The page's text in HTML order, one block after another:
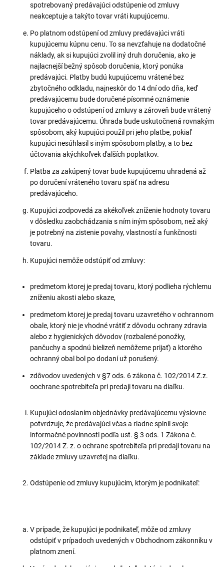
spotrebovaný predávajúci odstúpenie od zmluvy
neakceptuje a takýto tovar vráti kupujúcemu.
Po platnom odstúpení od zmluvy predávajúci vráti
kupujúcemu kúpnu cenu. To sa nevzťahuje na dodatočné
náklady, ak si kupujúci zvolil iný druh doručenia, ako je
najlacnejší bežný spôsob doručenia, ktorý ponúka
predávajúci. Platby budú kupujúcemu vrátené bez
zbytočného odkladu, najneskôr do 14 dní odo dňa, keď
predávajúcemu bude doručené písomné oznámenie
kupujúceho o odstúpení od zmluvy a zároveň bude vrátený
tovar predávajúcemu. Úhrada bude uskutočnená rovnakým
spôsobom, aký kupujúci použil pri jeho platbe, pokiaľ
kupujúci nesúhlasil s iným spôsobom platby, a to bez
účtovania akýchkoľvek ďalších poplatkov.
Platba za zakúpený tovar bude kupujúcemu uhradená až
po doručení vráteného tovaru späť na adresu
predávajúceho.
Kupujúci zodpovedá za akékoľvek zníženie hodnoty tovaru
v dôsledku zaobchádzania s ním iným spôsobom, než aký
je potrebný na zistenie povahy, vlastností a funkčnosti
tovaru.
Kupujúci nemôže odstúpiť od zmluvy:
predmetom ktorej je predaj tovaru, ktorý podlieha rýchlemu
zníženiu akosti alebo skaze,
predmetom ktorej je predaj tovaru uzavretého v ochrannom
obale, ktorý nie je vhodné vrátiť z dôvodu ochrany zdravia
alebo z hygienických dôvodov (rozbalené ponožky,
pančuchy a spodnú bielizeň nemôžeme prijať) a ktorého
ochranný obal bol po dodaní už porušený.
zdôvodov uvedených v §7 ods. 6 zákona č. 102/2014 Z.z.
oochrane spotrebiteľa pri predaji tovaru na diaľku.
Kupujúci odoslaním objednávky predávajúcemu výslovne
potvrdzuje, že predávajúci včas a riadne splnil svoje
informačné povinnosti podľa ust. § 3 ods. 1 Zákona č.
102/2014 Z. z. o ochrane spotrebiteľa pri predaji tovaru na
základe zmluvy uzavretej na diaľku.
Odstúpenie od zmluvy kupujúcim, ktorým je podnikateľ:
V prípade, že kupujúci je podnikateľ, môže od zmluvy
odstúpiť v prípadoch uvedených v Obchodnom zákonníku v
platnom znení.